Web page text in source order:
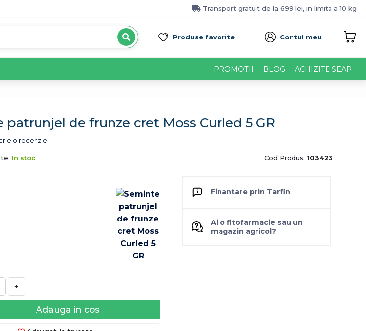
Transport gratuit de la 699 lei, in limita a 10 kg
Produse favorite Contul meu
PROMOTII BLOG ACHIZITE SEAP
patrunjel de frunze cret Moss Curled 5 GR
o recenzie
In stoc Cod Produs: 103423
+
Adauga in cos
Finantare prin Tarfin
Ai o fitofarmacie sau un
magazin agricol?